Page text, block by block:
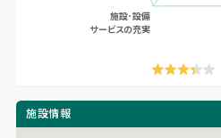
施設情報